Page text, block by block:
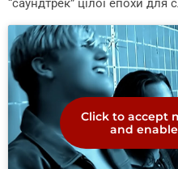
“саундтрек” цілої епохи для
Click to accept
and